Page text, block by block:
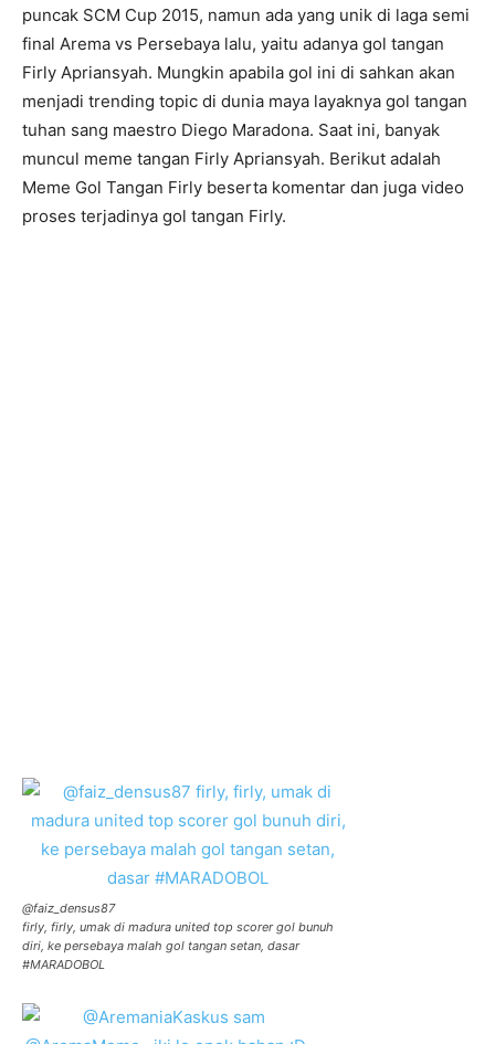
puncak SCM Cup 2015, namun ada yang unik di laga semi
final Arema vs Persebaya lalu, yaitu adanya gol tangan
Firly Apriansyah. Mungkin apabila gol ini di sahkan akan
menjadi trending topic di dunia maya layaknya gol tangan
tuhan sang maestro Diego Maradona. Saat ini, banyak
muncul meme tangan Firly Apriansyah. Berikut adalah
Meme Gol Tangan Firly beserta komentar dan juga video
proses terjadinya gol tangan Firly.
@faiz_densus87
firly, firly, umak di madura united top scorer gol bunuh
diri, ke persebaya malah gol tangan setan, dasar
#MARADOBOL